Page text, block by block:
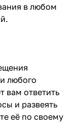
в любом
любого
вам ответить
и развеять
её по своему